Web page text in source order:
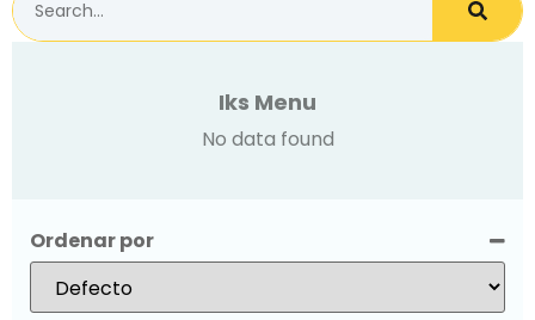
Iks Menu
No data found
Ordenar por
Sort Products